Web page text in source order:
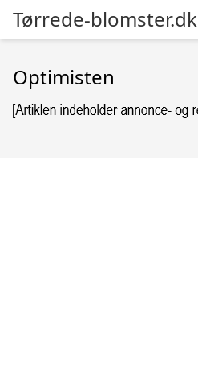
Tørrede-blomster.dk
Optimisten